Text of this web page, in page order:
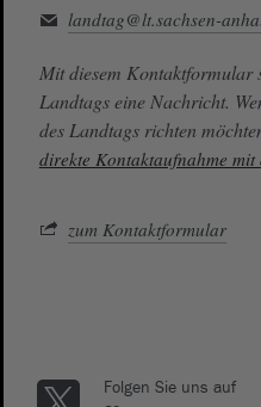
landtag@lt.sachsen-
Mit diesem Kontaktformular
Landtags eine Nachricht.
des Landtags richten
direkte Kontaktaufnahme mit
zum Kontaktformular
Folgen Sie uns auf